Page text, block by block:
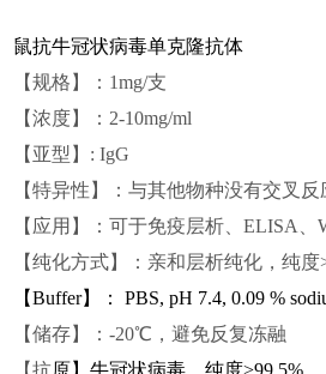
鼠抗牛冠状病毒单克隆抗体
【规格】：1mg/支
【浓度】：2-10mg/ml
【亚型】: IgG
【特异性】：与其他物种没有交叉反
【应用】：可于免疫层析、ELISA、
【纯化方式】：亲和层析纯化，纯度
【Buffer】：
PBS, pH 7.4, 0.09 %
【储存】：-20℃，避免反复冻融
【抗原】牛冠状病毒，纯度>99.5%，